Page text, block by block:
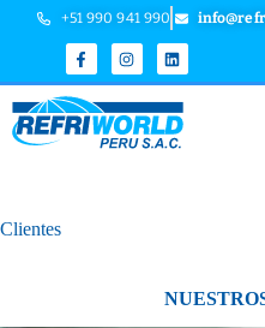
+51 990 941 990
Clientes